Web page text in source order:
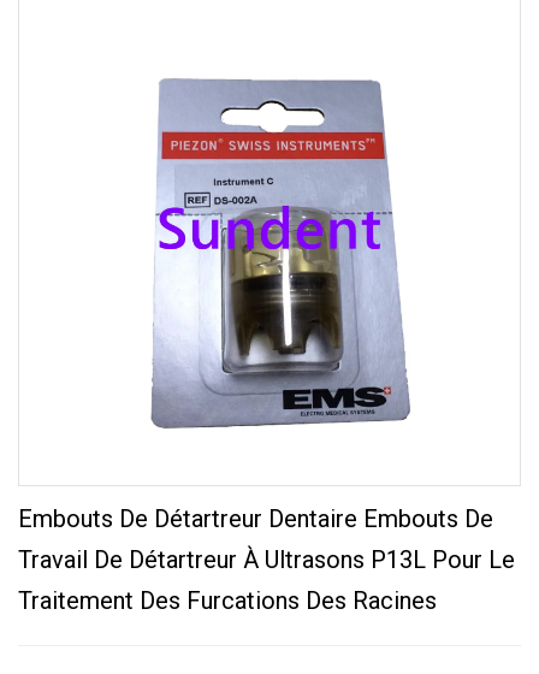
Embouts De Détartreur Dentaire Embouts De
Travail De Détartreur À Ultrasons P13L Pour Le
Traitement Des Furcations Des Racines